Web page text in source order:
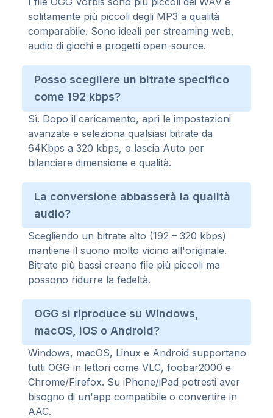
solitamente più piccoli degli MP3 a qualità
comparabile. Sono ideali per streaming web,
audio di giochi e progetti open-source.
Posso scegliere un bitrate specifico
come 192 kbps?
Sì. Dopo il caricamento, apri le impostazioni
avanzate e seleziona qualsiasi bitrate da
64Kbps a 320 kbps, o lascia Auto per
bilanciare dimensione e qualità.
La conversione abbasserà la qualità
audio?
Scegliendo un bitrate alto (192 – 320 kbps)
mantiene il suono molto vicino all'originale.
Bitrate più bassi creano file più piccoli ma
possono ridurre la fedeltà.
OGG si riproduce su Windows,
macOS, iOS o Android?
Windows, macOS, Linux e Android supportano
tutti OGG in lettori come VLC, foobar2000 e
Chrome/Firefox. Su iPhone/iPad potresti aver
bisogno di un'app compatibile o convertire in
AAC.